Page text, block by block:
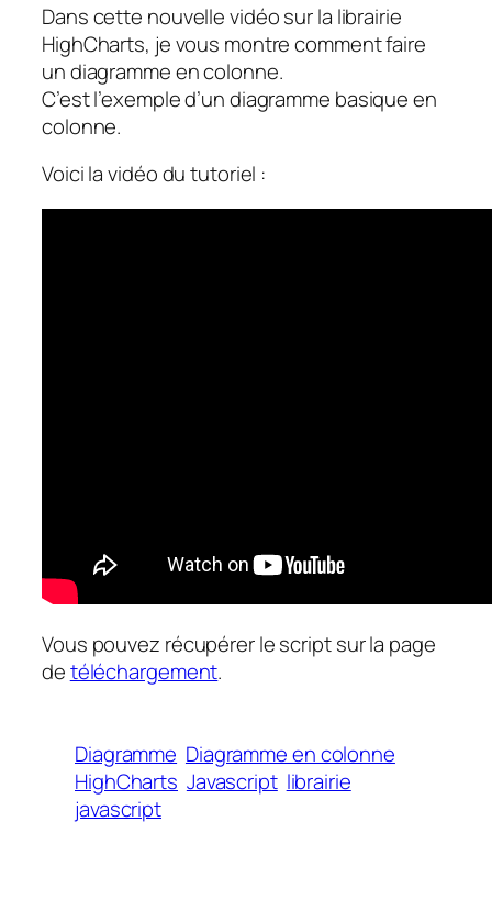
Dans cette nouvelle vidéo sur la librairie
HighCharts, je vous montre comment faire
un diagramme en colonne.
C’est l’exemple d’un diagramme basique en
colonne.
Voici la vidéo du tutoriel :
Vous pouvez récupérer le script sur la page
detéléchargement.
Diagramme Diagramme en colonne
HighCharts Javascript librairie
javascript